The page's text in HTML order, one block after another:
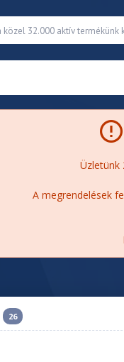
Üzletünk
A megrendelések
26